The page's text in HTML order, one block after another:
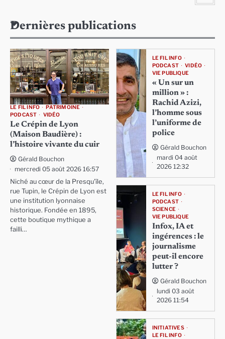
Dernières publications
LE FIL INFO
PATRIMOINE
PODCAST
VIDÉO
Le Crépin de Lyon
(Maison Baudière) :
l’histoire vivante du cuir
Gérald Bouchon
mercredi 05 août 2026 16:57
Niché au cœur de la Presqu'île,
rue Tupin, le Crépin de Lyon est
une institution lyonnaise
historique. Fondée en 1895,
cette boutique mythique a
failli…
LE FIL INFO
PODCAST
VIDÉO
VIE PUBLIQUE
« Un sur un
million » :
Rachid Azizi,
l’homme sous
l’uniforme de
police
Gérald Bouchon
mardi 04 août
2026 12:32
LE FIL INFO
PODCAST
SCIENCE
VIE PUBLIQUE
Infox, IA et
ingérences : le
journalisme
peut-il encore
lutter ?
Gérald Bouchon
lundi 03 août
2026 11:54
INITIATIVES
LE FIL INFO